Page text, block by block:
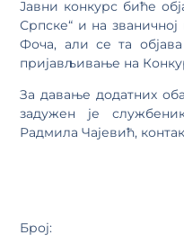
Јавни конкурс биће
Српске“ и на
Фоча, али се та
пријављивање на
За давање додатних
задужен је
Радмила Чајевић,
Број: